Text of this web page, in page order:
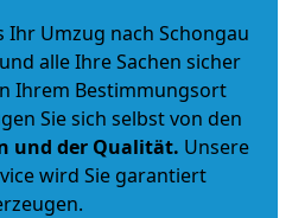
Ihr Umzug nach Schongau
alle Ihre Sachen sicher
Ihrem Bestimmungsort
Sie sich selbst von den
und der Qualität. Unsere
wird Sie garantiert